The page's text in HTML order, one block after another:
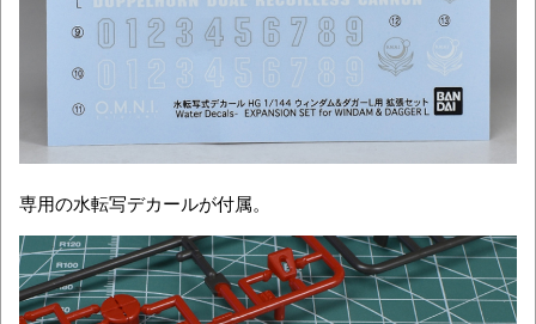
専用の水転写デカールが付属。